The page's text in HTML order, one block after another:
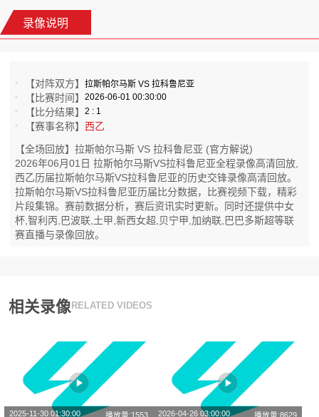
录像说明
【对阵双方】拉斯帕尔马斯 VS 拉科鲁尼亚
【比赛时间】2026-06-01 00:30:00
【比分结果】2 : 1
【赛事名称】西乙
【全场回放】拉斯帕尔马斯 VS 拉科鲁尼亚 (官方解说)
2026年06月01日 拉斯帕尔马斯VS拉科鲁尼亚全程录像高清回放,
西乙历届拉斯帕尔马斯VS拉科鲁尼亚的历史交锋录像高清回放。
拉斯帕尔马斯VS拉科鲁尼亚历届比分数据，比赛视频下载，精彩
片段集锦。赛前数据分析，赛后资讯实时更新。同时还提供中女
杯,智利丙,巴波联,土甲,新西女超,贝宁甲,加纳联,巴巴多斯超等联
赛直播与录像回放。
相关录像 RELATED VIDEOS
2025-11-30 01:30:00 播放量:1553 2026-04-26 03:00:00 播放量:8629